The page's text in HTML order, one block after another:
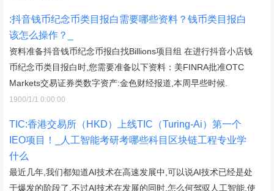
:抖音钱币纪念币类目报白需要哪些资料？钱币类目报白
该怎么操作？_
资料准备抖音钱币纪念币报白找Billions项目组 在进行抖音小店钱
币纪念币类目报白时,您需要准备以下资料：美FINRA批准OTC
Markets交易证券类数字资产:金色财经报道,本周早些时候.
1900/1/1 0:00:00
TIC:香港交易所（HKD）上线TIC（Turing-Ai）第一个
IEO项目！_人工智能考研考哪些科目区块链工程专业学
什么
最近几年,我们都知道AI技术在高速发展中,可以说AI技术已经是处
于爆发的阶段了,不过AI技术在发展的同时,怎么何驾驭人工智能,使